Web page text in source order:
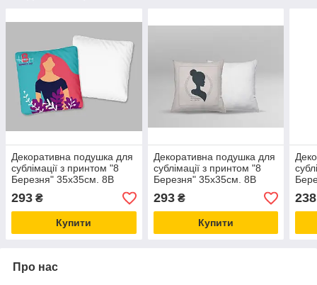
Декоративна подушка для
сублімації з принтом "8
Березня" 35х35см. 8В
5959
293 ₴
Купити
Декоративна подушка для
сублімації з принтом "8
Березня" 35х35см. 8В
5910
293₴
Купити
238
Про нас